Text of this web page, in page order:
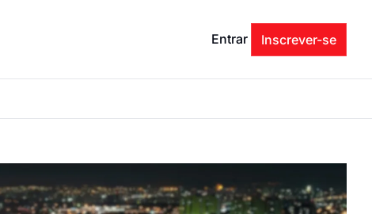
Entrar Inscrever-se